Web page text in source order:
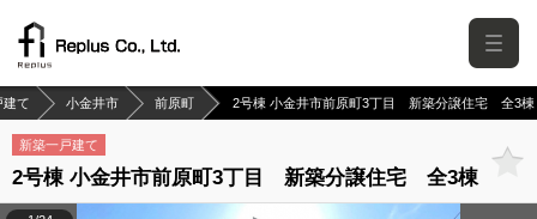
建て 小金井市 前原町 2号棟 小金井市前原町3丁目 新築分譲住宅 全3棟
新築一戸建て
2号棟 小金井市前原町3丁目 新築分譲住宅 全3棟